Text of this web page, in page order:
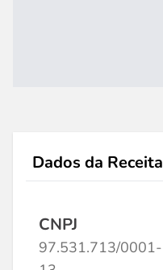
Dados da Receita
CNPJ
97.531.713/0001-